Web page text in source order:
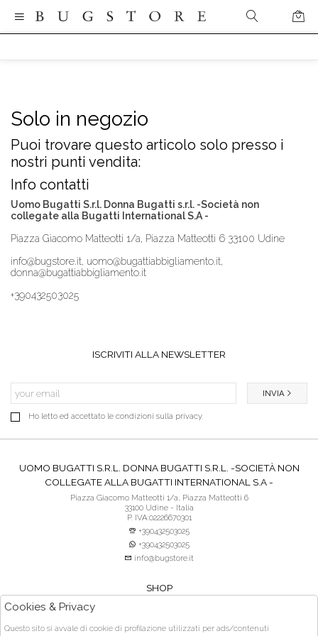
Solo in negozio
Puoi trovare questo articolo solo presso i
nostri punti vendita:
Info contatti
Uomo Bugatti S.r.l. Donna Bugatti s.r.l. -Società non
collegate alla Bugatti International S.A -
Piazza Giacomo Matteotti 1/a, Piazza Matteotti 6 33100 Udine
info@bugstore.it, uomo@bugattiabbigliamento.it,
donna@bugattiabbigliamento.it
+390432503025
ISCRIVITI ALLA NEWSLETTER
Ho letto ed accettato le condizioni sulla privacy.
INVIA
UOMO BUGATTI S.R.L. DONNA BUGATTI S.R.L. -SOCIETÀ NON
COLLEGATE ALLA BUGATTI INTERNATIONAL S.A -
Piazza Giacomo Matteotti 1/a, Piazza Matteotti 6
33100 Udine - Italia
P. IVA:02226670301
+390432503025
+390432503025
info@bugstore.it
SHOP
ACQUISTO SICURO
Cookies & Privacy
Questo sito si avvale di cookie di profilazione utilizzati per ads/contenuti